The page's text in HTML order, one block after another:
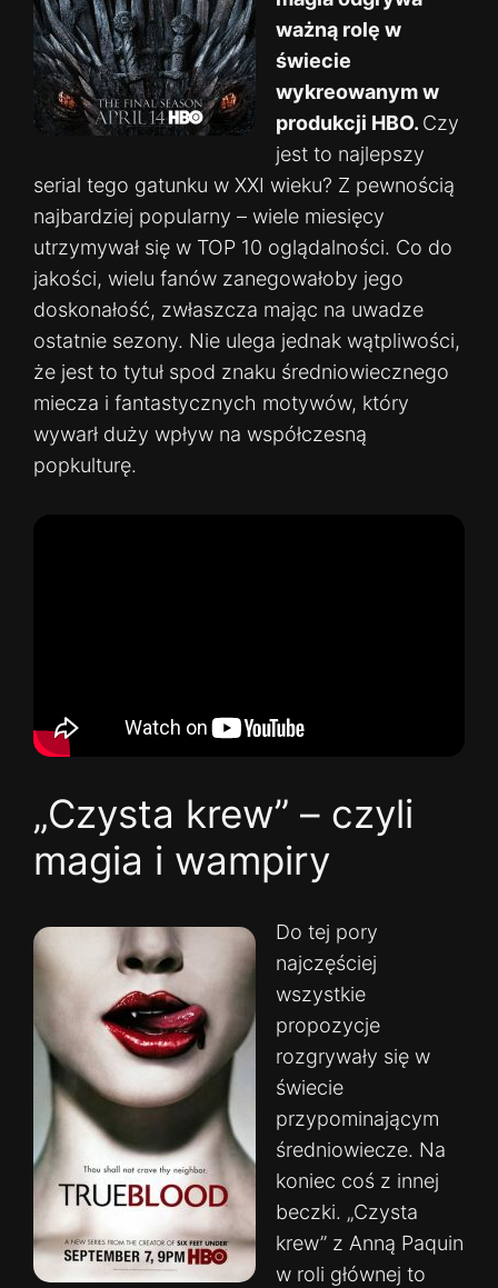
ważną rolę w
świecie
wykreowanym w
produkcji HBO. Czy
jest to najlepszy
serial tego gatunku w XXI wieku? Z pewnością
najbardziej popularny – wiele miesięcy
utrzymywał się w TOP 10 oglądalności. Co do
jakości, wielu fanów zanegowałoby jego
doskonałość, zwłaszcza mając na uwadze
ostatnie sezony. Nie ulega jednak wątpliwości,
że jest to tytuł spod znaku średniowiecznego
miecza i fantastycznych motywów, który
wywarł duży wpływ na współczesną
popkulturę.
„Czysta krew” – czyli
magia i wampiry
Do tej pory
najczęściej
wszystkie
propozycje
rozgrywały się w
świecie
przypominającym
średniowiecze. Na
koniec coś z innej
beczki. „Czysta
krew” z Anną Paquin
w roli głównej to